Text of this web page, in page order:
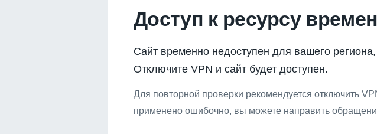
Доступ к ресурсу
Сайт временно недоступен для вашего
Отключите VPN и сайт будет доступен.
Для повторной проверки рекомендуется отключить
применено ошибочно, вы можете направить